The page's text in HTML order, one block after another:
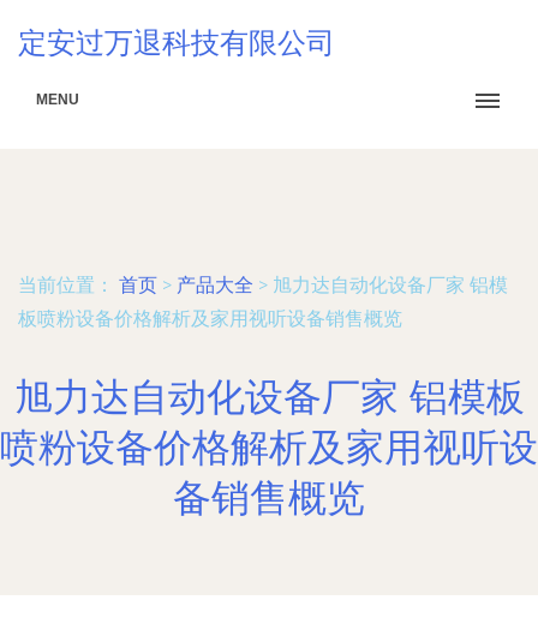
定安过万退科技有限公司
MENU
当前位置： 首页 > 产品大全 > 旭力达自动化设备厂家 铝模
板喷粉设备价格解析及家用视听设备销售概览
旭力达自动化设备厂家 铝模板
喷粉设备价格解析及家用视听设
备销售概览